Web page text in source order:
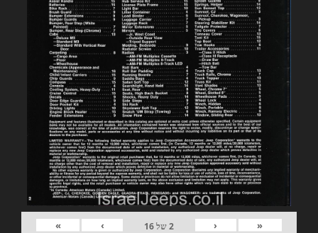
«
‹
2של16
›
»